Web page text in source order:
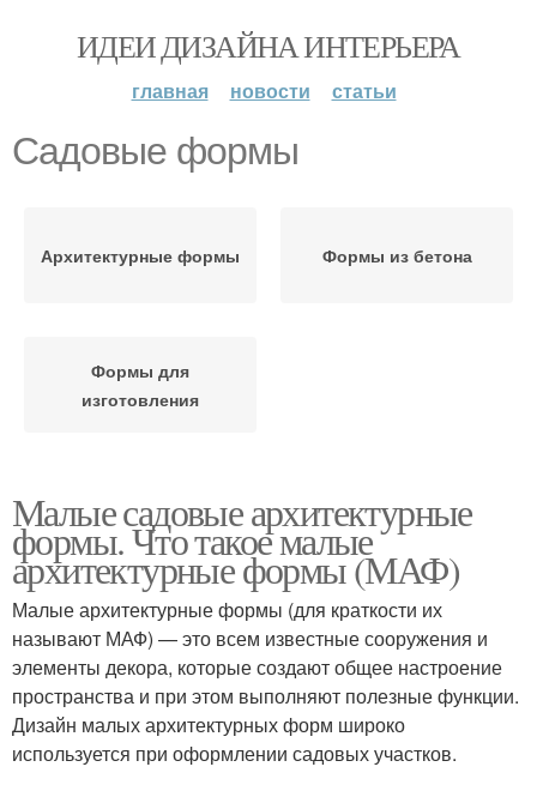
ИДЕИ ДИЗАЙНА ИНТЕРЬЕРА
главная новости статьи
Садовые формы
Архитектурные формы Формы из бетона
Формы для
изготовления
Малые садовые архитектурные
формы. Что такое малые
архитектурные формы (МАФ)
Малые архитектурные формы (для краткости их
называют МАФ) — это всем известные сооружения и
элементы декора, которые создают общее настроение
пространства и при этом выполняют полезные функции.
Дизайн малых архитектурных форм широко
используется при оформлении садовых участков.